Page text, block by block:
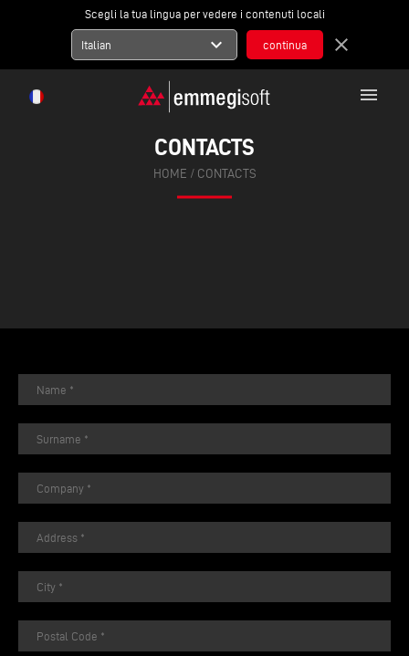
Scegli la tua lingua per vedere i contenuti locali
Italian expand_more close
menu
CONTACTS
HOME / CONTACTS